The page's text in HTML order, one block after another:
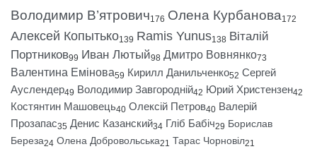
Володимир В’ятрович176 Олена Курбанова172
Алексей Копытько139 Ramis Yunus138 Віталій
Портников99 Иван Лютый98 Дмитро Вовнянко73
Валентина Емінова59 Кирилл Данильченко52 Сергей
Ауслендер49 Володимир Завгородній42 Юрий Христензен42
Костянтин Машовець40 Олексій Петров40 Валерій
Прозапас35 Денис Казанский34 Гліб Бабіч29 Борислав
Береза24 Олена Добровольська21 Тарас Чорновіл21